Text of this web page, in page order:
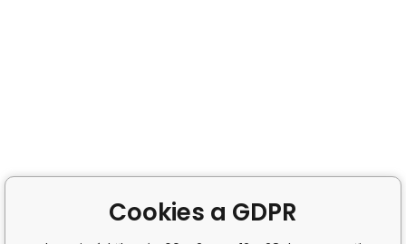
Cookies a GDPR